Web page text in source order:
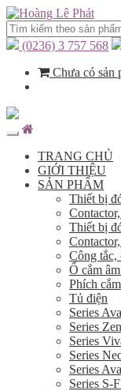
(0236) 3 757 568
Chưa có sản
TRANG CHỦ
GIỚI THIỆU
SẢN PHẨM
Thiết bị
Thiết bị
Công tắc,
Ổ cắm
Phích
Tủ điện
Series
Series
Series
Series
Series
Series S-